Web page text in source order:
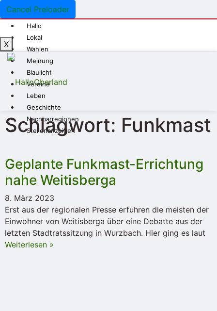
Cancel Preloader
Hallo
Lokal
Wahlen
Meinung
Blaulicht
Vereine
Leben
Geschichte
Nachbarregionen
Stellenanzeigen
X
Schlagwort: Funkmast
Geplante Funkmast-Errichtung
nahe Weitisberga
8. März 2023
Erst aus der regionalen Presse erfuhren die meisten der
Einwohner von Weitisberga über eine Debatte aus der
letzten Stadtratssitzung in Wurzbach. Hier ging es laut
Weiterlesen »